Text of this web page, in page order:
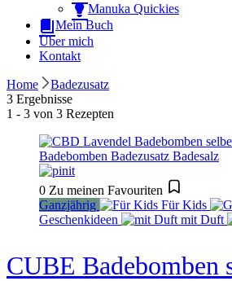
Manuka Quickies
Mein Buch
Über mich
Kontakt
Home
Badezusatz
3 Ergebnisse
1 - 3 von 3 Rezepten
0 Zu meinen Favouriten
Ganzjährig
Für Kids
Geschenkideen
mit Duft
CUBE Badebomben